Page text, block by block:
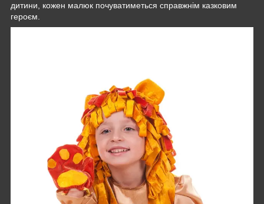
дитини, кожен малюк почуватиметься справжнім казковим
героєм.